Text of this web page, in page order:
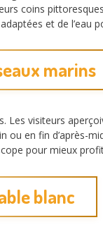
coins
et de l’eau
marins
Les visiteurs
en fin d’après-
pour mieux
blanc